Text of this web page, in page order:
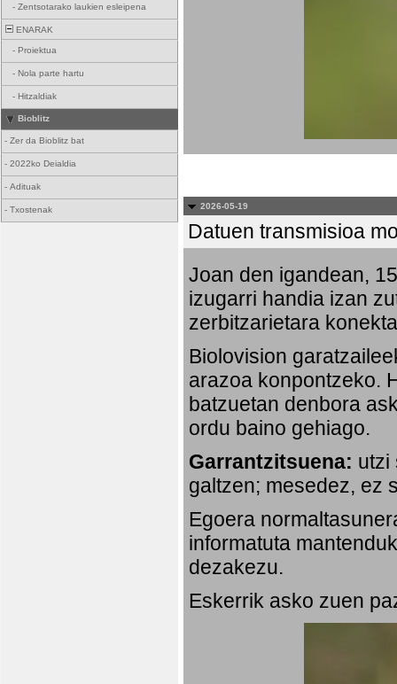
- Zentsotarako laukien esleipena
ENARAK
- Proiektua
- Nola parte hartu
- Hitzaldiak
Bioblitz
- Zer da Bioblitz bat
- 2022ko Deialdia
- Adituak
- Txostenak 2026-05-19
Datuen transmisioa
Joan den igandean,
izugarri handia izan
zerbitzarietara
Biolovision
arazoa konpontzeko.
batzuetan denbora
ordu baino gehiago.
Garrantzitsuena: utzi
galtzen; mesedez, ez
Egoera
informatuta
dezakezu.
Eskerrik asko zuen